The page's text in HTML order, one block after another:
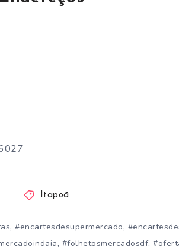
Itapoã
, #encartesdesupermercado,
, #folhetosmercadosdf,